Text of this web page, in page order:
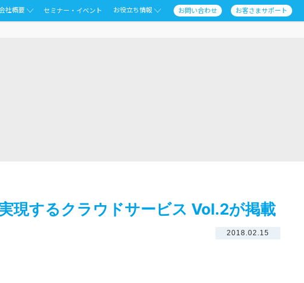
社概要 セミナー・イベント お役立ち情報 お問い合わせ お客さまサポート
現するクラウドサービス Vol.2が掲載
2018.02.15